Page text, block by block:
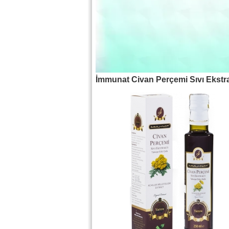
İmmunat Civan Perçemi Sıvı